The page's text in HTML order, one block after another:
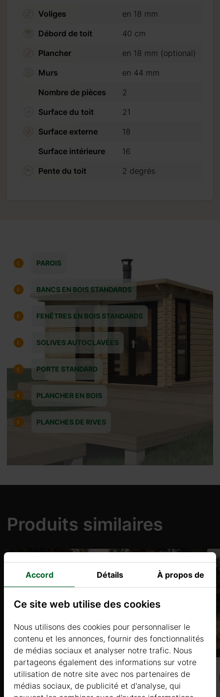
Voliges
en 18 mm
Débord de toit
40 cm
Plancher
en 18 mm (optional)
Murs
en 44 mm
Nombre de pièces
2
Surface du toit
21
Surface externe
18
Surface intérieure
16
Pente du toit
2 degrés
PAROIS
BANCS EN BOIS STANDARDS
FENÊTRES EN BOIS STANDARDS
SOLIVES AUTOCLAVÉES
PORTE STANDARD
PLANCHER EN BOIS
PLANCHES DE RIVES
Produits similaires
BETULLA 1 (44mm) 5,7×2,6m, 15㎡
autour du:
19.10.2026
les
Accord Détails À propos de
Ce site web utilise des cookies
Nous utilisons des cookies pour personnaliser le
contenu et les annonces, fournir des fonctionnalités
de médias sociaux et analyser notre trafic. Nous
partageons également des informations sur votre
utilisation de notre site avec nos partenaires de
médias sociaux, de publicité et d'analyse, qui